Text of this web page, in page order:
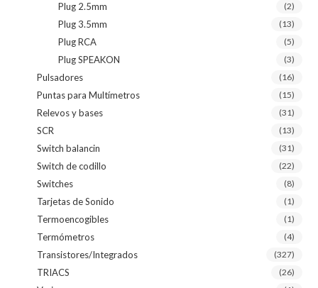
Plug 2.5mm (2)
Plug 3.5mm (13)
Plug RCA (5)
Plug SPEAKON (3)
Pulsadores (16)
Puntas para Multímetros (15)
Relevos y bases (31)
SCR (13)
Switch balancin (31)
Switch de codillo (22)
Switches (8)
Tarjetas de Sonido (1)
Termoencogibles (1)
Termómetros (4)
Transistores/Integrados (327)
TRIACS (26)